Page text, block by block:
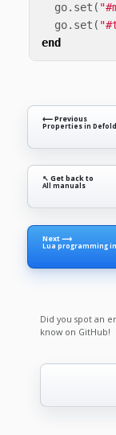
go. set (
go. set (
end
⟵ Previous
Properties in Defold
↖ Get back to
All manuals
Next ⟶
Lua programming
Did you spot an
know on GitHub!